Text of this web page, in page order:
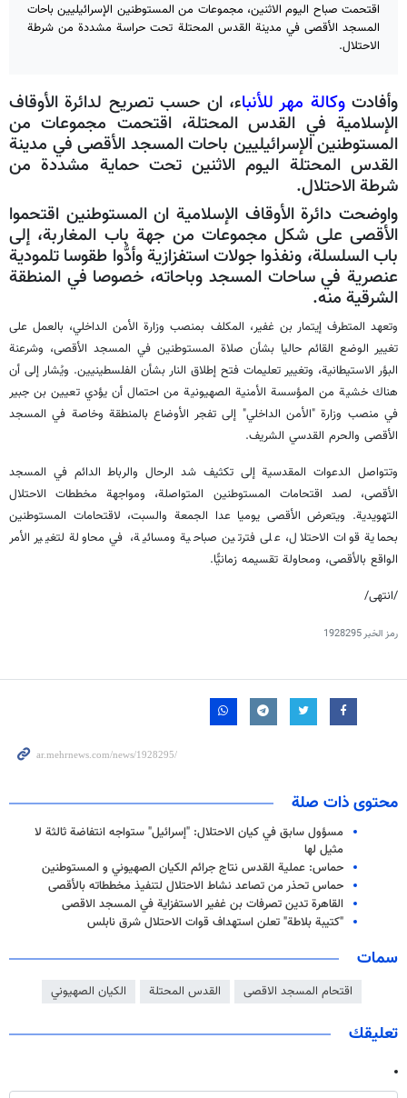
اقتحمت صباح الیوم الاثنين، مجموعات من المستوطنين الإسرائيليين باحات
المسجد الأقصى في مدينة القدس المحتلة تحت حراسة مشددة من شرطة
الاحتلال.
وأفادتوكالة مهر للأنباء، ان حسب تصریح لدائرة الأوقاف
الإسلامية في القدس المحتلة، اقتحمت مجموعات من
المستوطنين الإسرائيليين باحات المسجد الأقصى في مدينة
القدس المحتلة اليوم الاثنين تحت حمایة مشددة من
شرطة الاحتلال.
واوضحت دائرة الأوقاف الإسلامية ان المستوطنين اقتحموا
الأقصى على شكل مجموعات من جهة باب المغاربة، إلى
باب السلسلة، ونفذوا جولات استفزازية وأدُّوا طقوسا تلمودية
عنصرية في ساحات المسجد وباحاته، خصوصا في المنطقة
الشرقية منه.
وتعهد المتطرف إيتمار بن غفير، المكلف بمنصب وزارة الأمن الداخلي، بالعمل على
تغيير الوضع القائم حاليا بشأن صلاة المستوطنين في المسجد الأقصى، وشرعنة
البؤر الاستيطانية، وتغيير تعليمات فتح إطلاق النار بشأن الفلسطينيين. ويُشار إلى أن
هناك خشية من المؤسسة الأمنية الصهيونية من احتمال أن يؤدي تعيين بن جبير
في منصب وزارة "الأمن الداخلي" إلى تفجر الأوضاع بالمنطقة وخاصة في المسجد
الأقصى والحرم القدسي الشريف.
وتتواصل الدعوات المقدسية إلى تكثيف شد الرحال والرباط الدائم في المسجد
الأقصى، لصد اقتحامات المستوطنين المتواصلة، ومواجهة مخططات الاحتلال
التهويدية. ويتعرض الأقصى يوميا عدا الجمعة والسبت، لاقتحامات المستوطنين
بحماية قوات الاحتلال، على فترتين صباحية ومسائية، في محاولة لتغيير الأمر
الواقع بالأقصى، ومحاولة تقسيمه زمانيًّا.
/انتهی/
رمز الخبر1928295
محتوى ذات صلة
مسؤول سابق في كيان الاحتلال: "إسرائيل" ستواجه انتفاضة ثالثة لا
مثيل لها
حماس: عملية القدس نتاج جرائم الكيان الصهيوني و المستوطنين
حماس تحذر من تصاعد نشاط الاحتلال لتنفيذ مخططاته بالأقصى
القاهرة تدين تصرفات بن غفير الاستفزاية في المسجد الاقصى
"كتيبة بلاطة" تعلن استهداف قوات الاحتلال شرق نابلس
سمات
اقتحام المسجد الاقصى القدس المحتلة الكيان الصهيوني
تعليقك